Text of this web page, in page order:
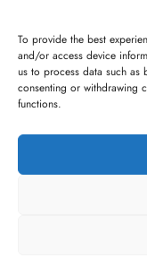
To provide the best
and/or access device
us to process data such
consenting or withdrawing
functions.
Instagram
O